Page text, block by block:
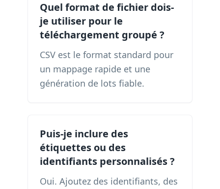
Quel format de fichier dois-
je utiliser pour le
téléchargement groupé ?
CSV est le format standard pour
un mappage rapide et une
génération de lots fiable.
Puis-je inclure des
étiquettes ou des
identifiants personnalisés ?
Oui. Ajoutez des identifiants, des